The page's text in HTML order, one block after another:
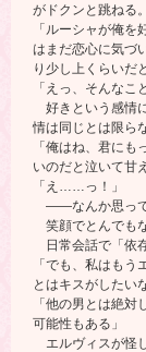
がドクンと跳ねる。
「ルーシャが俺
はまだ恋心に気づ
り少し上くらいだと
「えっ、そんな
好きという感情
情は同じとは限ら
「俺はね、君に
いのだと泣いて甘
「え……っ！」
――なんか思って
笑顔でとんでも
日常会話で「依
「でも、私はも
とはキスがしたい
「他の男とは絶
可能性もある」
エルヴィスが怪